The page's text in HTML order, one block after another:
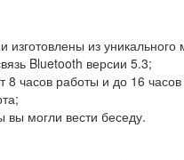
из уникального
Bluetooth версии 5.3;
часов работы и до 16
вы могли вести беседу.